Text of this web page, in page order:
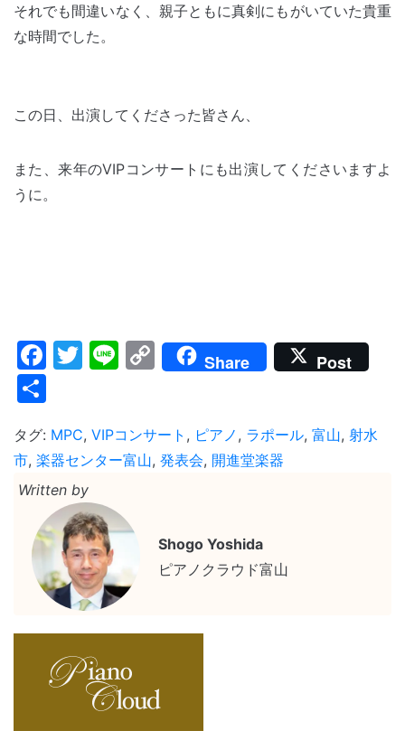
それでも間違いなく、親子ともに真剣にもがいていた貴重
な時間でした。
この日、出演してくださった皆さん、
また、来年のVIPコンサートにも出演してくださいますよ
うに。
Facebook
Twitter
LineCopy
Link
Share Post
タグ: MPC, VIPコンサート , ピアノ , ラポール, 富山, 射水
市, 楽器センター富山, 発表会, 開進堂楽器
Written by
Shogo Yoshida
ピアノクラウド富山